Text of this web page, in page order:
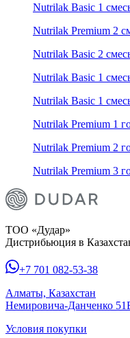
Nutrilak Basic 1
Nutrilak Premium 2
Nutrilak Basic 2
Nutrilak Basic 1
Nutrilak Basic 1
Nutrilak Premium 1
Nutrilak Premium 2
Nutrilak Premium 3
ТОО «Дудар»
Дистрибьюция в
+7 701 082-53-38
Алматы, Казахстан
Немировича-Данченко
Условия покупки